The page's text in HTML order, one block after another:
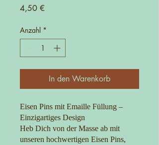
4,50 €
Anzahl *
In den Warenkorb
Eisen Pins mit Emaille Füllung –
Einzigartiges Design
Heb Dich von der Masse ab mit
unseren hochwertigen Eisen Pins,